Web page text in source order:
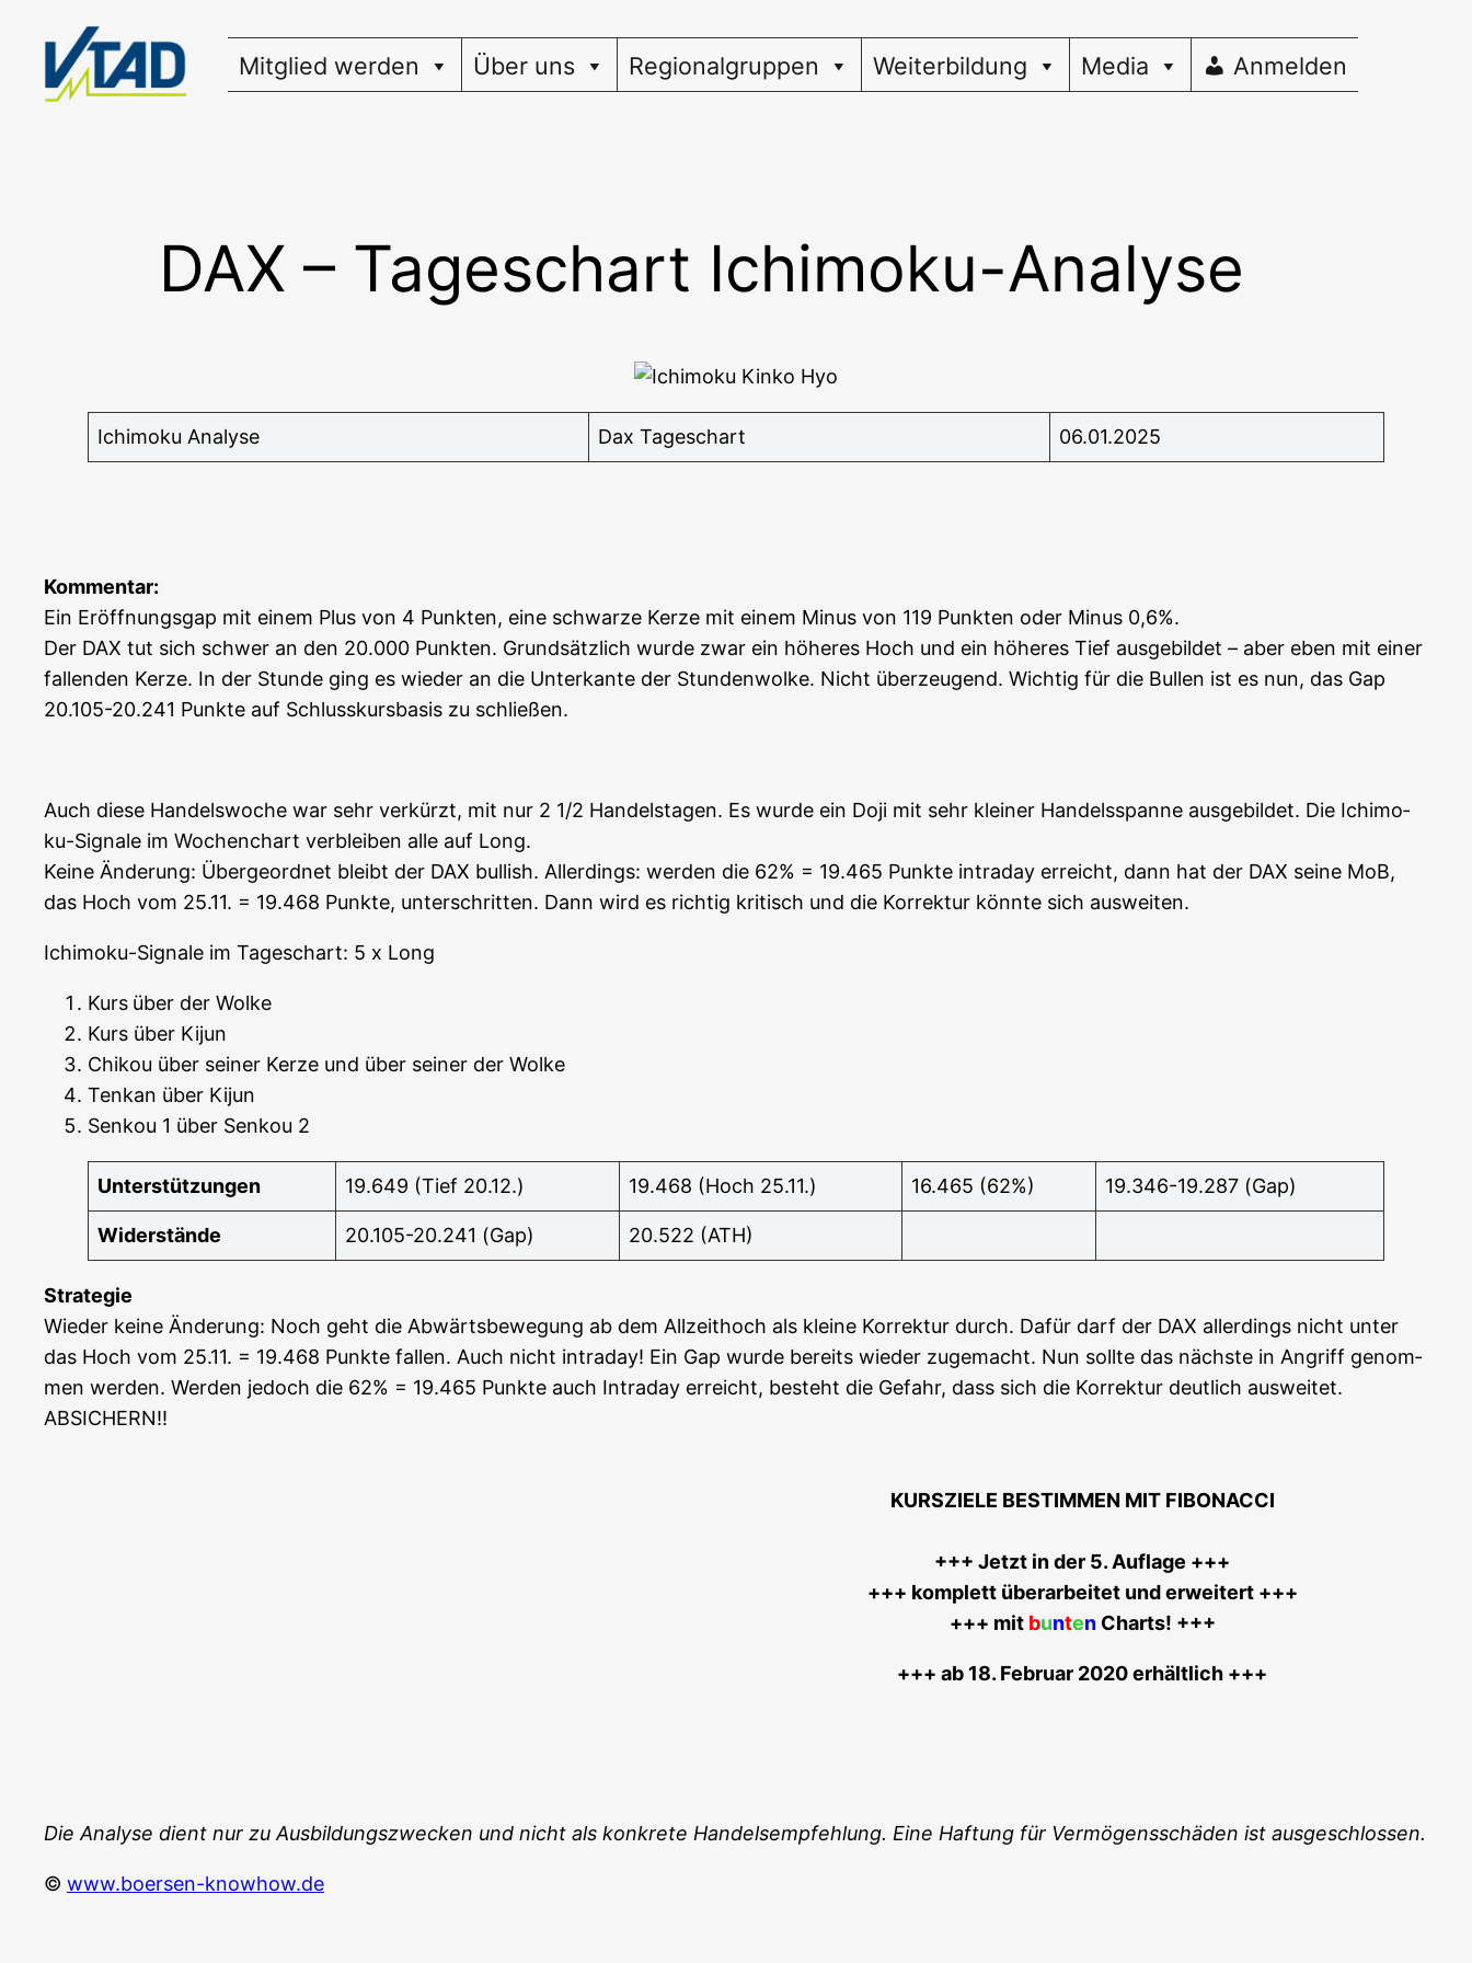
springen
Mitglied werden Über uns Regionalgruppen Weiterbildung Media Anmelden
DAX – Tageschart Ichimoku-Analyse
Ichi­mo­ku Analyse Dax Tages­chart 06.01.2025
Kom­men­tar:
Ein Eröff­nungs­gap mit einem Plus von 4 Punk­ten, eine schwar­ze Ker­ze mit einem Minus von 119 Punk­ten oder Minus 0,6%.
Der DAX tut sich schwer an den 20.000 Punk­ten. Grund­sätz­lich wur­de zwar ein höhe­res Hoch und ein höhe­res Tief aus­ge­bil­det – aber eben mit einer
fal­len­den Ker­ze. In der Stun­de ging es wie­der an die Unter­kan­te der Stun­den­wol­ke. Nicht über­zeu­gend. Wich­tig für die Bul­len ist es nun, das Gap
20.105-20.241 Punk­te auf Schluss­kurs­ba­sis zu schließen.
Auch die­se Han­dels­wo­che war sehr ver­kürzt, mit nur 2 1/2 Han­dels­ta­gen. Es wur­de ein Doji mit sehr klei­ner Han­dels­span­ne aus­ge­bil­det. Die Ichi­mo­
ku-Signa­le im Wochen­chart ver­blei­ben alle auf Long.
Kei­ne Ände­rung: Über­ge­ord­net bleibt der DAX bul­lish. Aller­dings: wer­den die 62% = 19.465 Punk­te intra­day erreicht, dann hat der DAX sei­ne MoB,
das Hoch vom 25.11. = 19.468 Punk­te, unter­schrit­ten. Dann wird es rich­tig kri­tisch und die Kor­rek­tur könn­te sich ausweiten.
Ichi­mo­ku-Signa­le im Tages­chart: 5 x Long
Kurs über der Wolke
Kurs über Kijun
Chi­kou über sei­ner Ker­ze und über sei­ner der Wolke
Ten­kan über Kijun
Sen­kou 1 über Sen­kou 2
Unter­stüt­zun­gen 19.649 (Tief 20.12.) 19.468 (Hoch 25.11.) 16.465 (62%) 19.346-19.287 (Gap)
Wider­stän­de 20.105-20.241 (Gap) 20.522 (ATH)
Stra­te­gie
Wie­der kei­ne Ände­rung: Noch geht die Abwärts­be­we­gung ab dem All­zeit­hoch als klei­ne Kor­rek­tur durch. Dafür darf der DAX aller­dings nicht unter
das Hoch vom 25.11. = 19.468 Punk­te fal­len. Auch nicht intra­day! Ein Gap wur­de bereits wie­der zuge­macht. Nun soll­te das nächs­te in Angriff genom­
men wer­den. Wer­den jedoch die 62% = 19.465 Punk­te auch Intra­day erreicht, besteht die Gefahr, dass sich die Kor­rek­tur deut­lich aus­wei­tet.
ABSICHERN!!
KURSZIELE BESTIMMEN MIT FIBONACCI
+++ Jetzt in der 5. Auf­la­ge +++
+++ kom­plett über­ar­bei­tet und erwei­tert +++
+++ mit buntenCharts! +++
+++ ab 18. Febru­ar 2020 erhältlich +++
Die Ana­ly­se dient nur zu Aus­bil­dungs­zwe­cken und nicht als kon­kre­te Han­dels­emp­feh­lung. Eine Haf­tung für Ver­mö­gens­schä­den ist ausgeschlossen.
© www.boersen-knowhow.de